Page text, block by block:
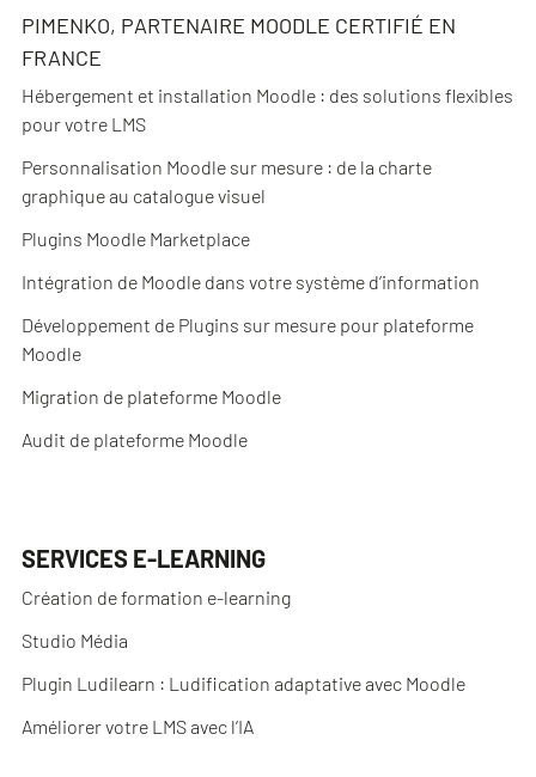
PIMENKO, PARTENAIRE MOODLE CERTIFIÉ EN
FRANCE
Hébergement et installation Moodle : des solutions flexibles
pour votre LMS
Personnalisation Moodle sur mesure : de la charte
graphique au catalogue visuel
Plugins Moodle Marketplace
Intégration de Moodle dans votre système d’information
Développement de Plugins sur mesure pour plateforme
Moodle
Migration de plateforme Moodle
Audit de plateforme Moodle
SERVICES E-LEARNING
Création de formation e-learning
Studio Média
Plugin Ludilearn : Ludification adaptative avec Moodle
Améliorer votre LMS avec l’IA